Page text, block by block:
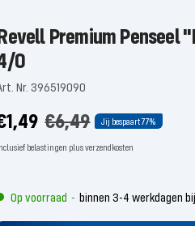
Premium Penseel
0
Nr. 396519090
Normale
prijs
€6,49 Jij bespaart77%
belastingen plus verzendkosten
Op voorraad - binnen 3-4 werkdagen